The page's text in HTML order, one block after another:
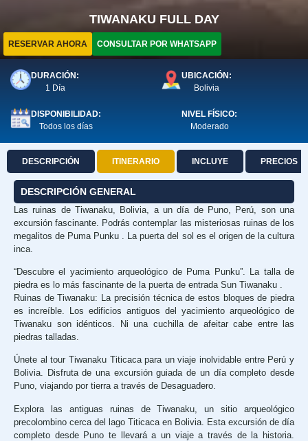
TIWANAKU FULL DAY
RESERVAR AHORA CONSULTAR POR WHATSAPP
DURACIÓN:
1 Día
UBICACIÓN:
Bolivia
DISPONIBILIDAD:
Todos los días
NIVEL FÍSICO:
Moderado
DESCRIPCIÓN ITINERARIO INCLUYE PRECIOS
DESCRIPCIÓN GENERAL
Las ruinas de Tiwanaku, Bolivia, a un día de Puno, Perú, son una
excursión fascinante. Podrás contemplar las misteriosas ruinas de los
megalitos de Puma Punku . La puerta del sol es el origen de la cultura
inca.
“Descubre el yacimiento arqueológico de Puma Punku”. La talla de
piedra es lo más fascinante de la puerta de entrada Sun Tiwanaku .
Ruinas de Tiwanaku: La precisión técnica de estos bloques de piedra
es increíble. Los edificios antiguos del yacimiento arqueológico de
Tiwanaku son idénticos. Ni una cuchilla de afeitar cabe entre las
piedras talladas.
Únete al tour Tiwanaku Titicaca para un viaje inolvidable entre Perú y
Bolivia. Disfruta de una excursión guiada de un día completo desde
Puno, viajando por tierra a través de Desaguadero.
Explora las antiguas ruinas de Tiwanaku, un sitio arqueológico
precolombino cerca del lago Titicaca en Bolivia. Esta excursión de día
completo desde Puno te llevará a un viaje a través de la historia.